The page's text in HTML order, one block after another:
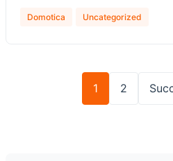
Domotica Uncategorized
1 2